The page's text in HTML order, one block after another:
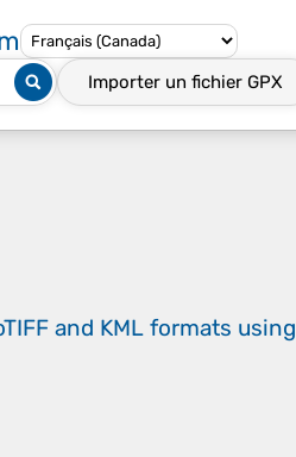
Importer un fichier GPX
and KML formats using